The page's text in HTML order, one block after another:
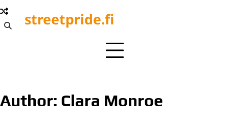
Skip
to
content
streetpride.fi
Author: Clara Monroe